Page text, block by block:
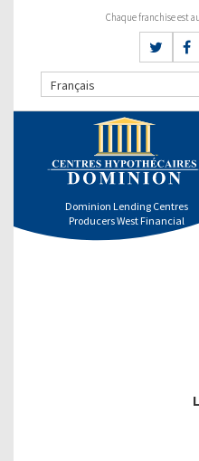
Chaque franchise est
Français
Dominion Lending Centres
Producers West Financial